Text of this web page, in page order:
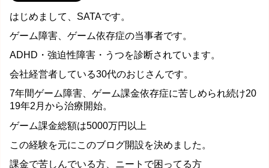
はじめまして、SATAです。
ゲーム障害、ゲーム依存症の当事者です。
ADHD・強迫性障害・うつを診断されています。
会社経営者している30代のおじさんです。
7年間ゲーム障害、ゲーム課金依存症に苦しめられ続け20
19年2月から治療開始。
ゲーム課金総額は5000万円以上
この経験を元にこのブログ開設を決めました。
課金で苦しんでいる方、ニートで困ってる方